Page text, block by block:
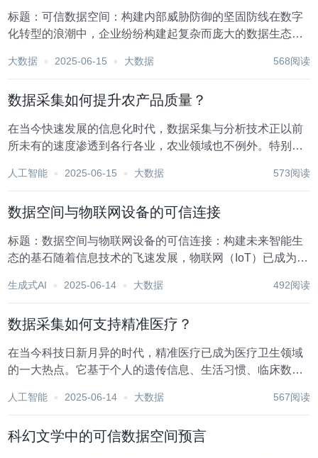
标题：可信数据空间：构建内部威胁防御的坚固防线在数字
化转型的浪潮中，企业纷纷构建起复杂而庞大的数据生态系
用数据资产。然而，随着数据价值的日益凸显，内部威胁成
大数据 2025-06-15 大数据 568阅读
数据采集如何提升农产品质量？
在当今快速发展的信息化时代，数据采集与分析技术正以前
所未有的速度渗透到各行各业，农业领域也不例外。特别是
的潜力和价值。通过精准、高效的数据收集与分析，农业生
人工智能 2025-06-15 大数据 573阅读
数据空间与物联网设备的可信连接
标题：数据空间与物联网设备的可信连接：构建未来智能生
态的基石随着信息技术的飞速发展，物联网（IoT）已成为连
数据，从而实现智能化管理和决策。然而，在这一进程中，
生成式AI 2025-06-14 大数据 492阅读
数据采集如何支持精准医疗？
在当今科技日新月异的时代，精准医疗已成为医疗卫生领域
的一大热点。它基于个人的遗传信息、生活习惯、临床数据
案。而这一切的实现，离不开高效、准确的数据采集技术。
人工智能 2025-06-14 大数据 567阅读
科幻文学中的可信数据空间预言